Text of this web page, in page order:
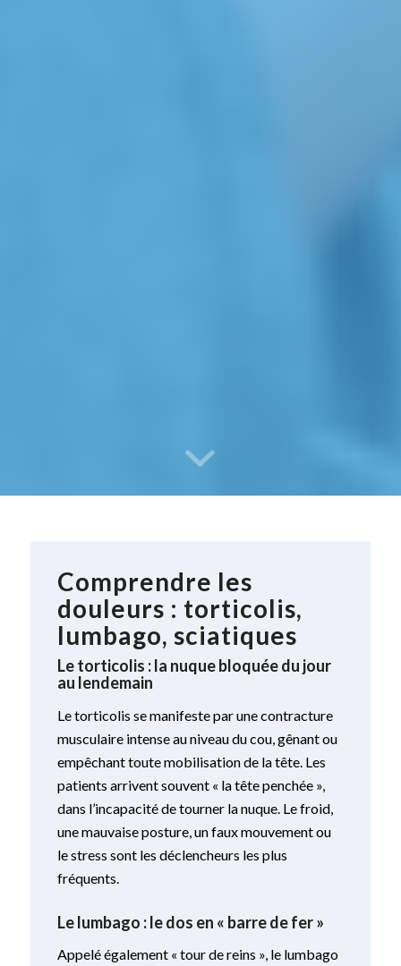
Comprendre les
douleurs : torticolis,
lumbago, sciatiques
Le torticolis : la nuque bloquée du jour
au lendemain
Le torticolis se manifeste par une contracture
musculaire intense au niveau du cou, gênant ou
empêchant toute mobilisation de la tête. Les
patients arrivent souvent « la tête penchée »,
dans l’incapacité de tourner la nuque. Le froid,
une mauvaise posture, un faux mouvement ou
le stress sont les déclencheurs les plus
fréquents.
Le lumbago : le dos en « barre de fer »
Appelé également « tour de reins », le lumbago